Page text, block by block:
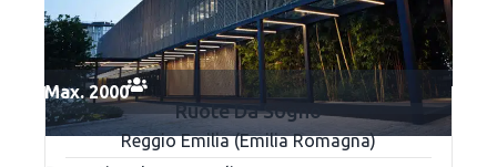
Max. 2000
Ruote Da Sogno
Reggio Emilia (Emilia Romagna)